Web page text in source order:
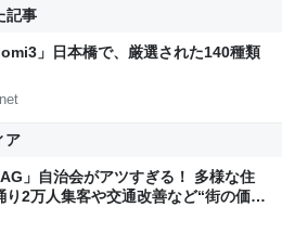
記事
」日本橋で、厳選された140種類
ア
」自治会がアツすぎる！ 多様な住
り2万人集客や交通改善など“街の価値